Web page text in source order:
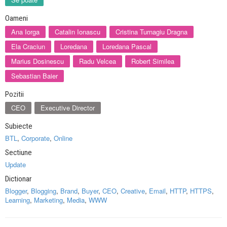
Oameni
Ana Iorga Catalin Ionascu
Cristina Turnagiu Dragna
Ela Craciun
Loredana
Loredana Pascal
Marius Dosinescu
Radu Velcea
Robert Similea
Sebastian Baier
Pozitii
CEO Executive Director
Subiecte
BTL , Corporate, Online
Sectiune
Update
Dictionar
Blogger, Blogging, Brand, Buyer, CEO, Creative, Email, HTTP, HTTPS,
Learning, Marketing, Media, WWW